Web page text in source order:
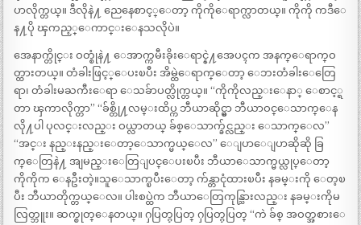
ပာလိုက္တယ္။ ဒီလိုနဲ႔ ညေနေစာင့္ေတာ့ ကိုကိုေရာက္လာတယ္။ ကိုကို ကဒီေ
န႔ပို ၾကည့္ေကာင္းေနသလိုပဲ။
အေနာက္တိုင္း ဝတ္စုံနဲ႔ ေအာက္ကမီးခိုးေရာင္နဲ႔အေပၚက အနက္ေရာက္ဝ
တ္ထားတယ္။ တံခါးဖြင့္ေပးၿပီး အိမ္ထဲေရာက္ေတာ့ ေဘးတံခါးေတြေ
ရာ၊ တံခါးမႀကီးေရာ ေသခ်ာပတ္လိုက္တယ္။ “ကိုကိုလည္းေနာ္ ေစာင့္ရ
တာ ၾကာလိုက္တာ” “ခ်စ္တို႔လမ္းထိပ္က ဘီယာဆိုင္မွာ ဘီယာဝင္ေသာက္ေန
လို႔ပါ ပုလင္းလည္း ဝယ္လာတယ္ ခ်စ္ေသာက္ခ်င္လည္း ေသာက္ေလ”
“အင္း နည္းနည္းေတာ့ေသာက္မယ္ေလ” ေျပာေျပာဆိုဆို ခြ
က္ေတြနဲ႔ အျမည္းေတြျပင္ေပးၿပီး ဘီယာေသာက္မယ္လုပ္ေတာ့
ကိုကိုက ေနဦးတဲ့။သူေသာက္ၿပီးေတာ့ က်န္တာငုံထားၿပီး နခမ္းကို ေတ့ၿ
ပီး ဘီယာတိုက္တယ္ေလ။ ပါးစပ္ထဲက ဘီယာေတြကုန္သြားလည္း နခမ္းကိုမ
လြတ္ဘူး။ ဆက္စုတ္ေနတယ္။ ႁပြတ္ႁပြတ္ ႁပြတ္ႁပြတ္ “ကဲ ခ်စ္ အဝတ္အစားေ